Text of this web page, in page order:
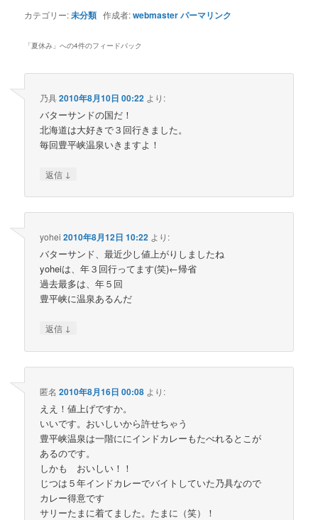
カテゴリー:未分類 作成者:webmasterパーマリンク
「夏休み 」への4件のフィードバック
乃具2010年8月10日 00:22 より:
バターサンドの国だ！
北海道は大好きで３回行きました。
毎回豊平峡温泉いきますよ！
返信 ↓
yohei 2010年8月12日 10:22 より:
バターサンド、最近少し値上がりしましたね
yoheiは、年３回行ってます(笑)←帰省
過去最多は、年５回
豊平峡に温泉あるんだ
返信 ↓
匿名 2010年8月16日 00:08 より:
ええ！値上げですか。
いいです。おいしいから許せちゃう
豊平峡温泉は一階ににインドカレーもたべれるとこが
あるのです。
しかも おいしい！！
じつは５年インドカレーでバイトしていた乃具なので
カレー得意です
サリーたまに着てました。たまに（笑）！